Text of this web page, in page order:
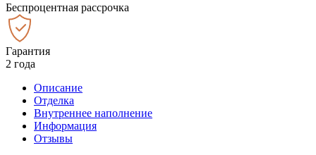
Беспроцентная рассрочка
Гарантия
2 года
Описание
Отделка
Внутреннее наполнение
Информация
Отзывы